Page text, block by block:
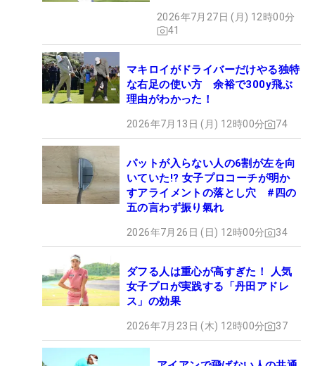
2026年7月27日 (月) 12時00分
41
マキロイがドライバーだけやる独特
な右足の使い方 余裕で300y飛ぶ
理由がわかった！
2026年7月13日 (月) 12時00分 74
パットが入らない人の6割が左を向
いていた!? 女子プロコーチが明か
すアライメントの落とし穴 #四の
五の言わず振り氣れ
2026年7月26日 (日) 12時00分 34
ダフる人は重心が高すぎた！ 人気
女子プロが実践する「丹田アドレ
ス」の効果
2026年7月23日 (木) 12時00分 37